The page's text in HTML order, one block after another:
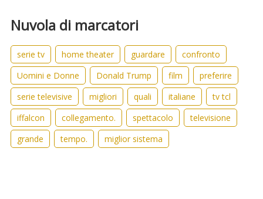
Nuvola di marcatori
serie tv home theater guardare
confronto
Uomini e Donne
Donald Trump film
preferire
serie televisive
migliori quali italiane
tv tcl
iffalcon
collegamento. spettacolo
televisione
grande
tempo. miglior sistema